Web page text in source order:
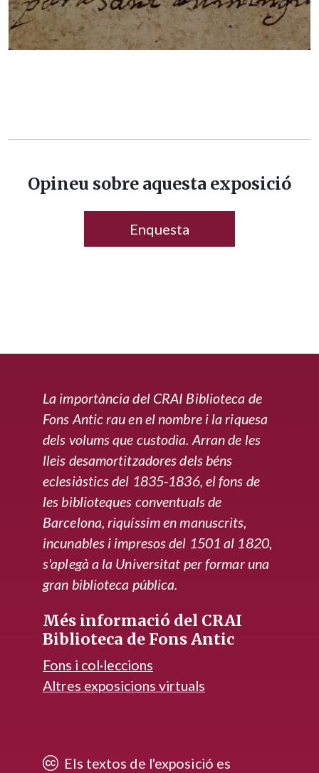
Opineu sobre aquesta exposició
Enquesta
La importància del CRAI Biblioteca de
Fons Antic rau en el nombre i la riquesa
dels volums que custodia. Arran de les
lleis desamortitzadores dels béns
eclesiàstics del 1835-1836, el fons de
les biblioteques conventuals de
Barcelona, riquíssim en manuscrits,
incunables i impresos del 1501 al 1820,
s'aplegà a la Universitat per formar una
gran biblioteca pública.
Més informació del CRAI
Biblioteca de Fons Antic
Fons i col·leccions
Altres exposicions virtuals
Els textos de l'exposició es